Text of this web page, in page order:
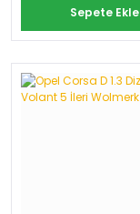
Sepete Ekle